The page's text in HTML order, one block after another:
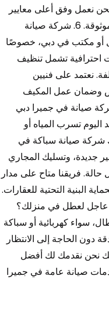
نعمل وفق أعلى معايير
السلامة، ونُعد من أفضل الخيارات لكل من يبحث عن شركة صيانة في جميرا دبي موثوقة. 6. شركة صيانة
أو مكتب في دبي، خصوصًا
احترافية تشمل تنظيف
نعتمد على فنيين
وضمان عمل المكيف
صيانة في جميرا دبي
بعد اليوم تسرب المياه أو
شركة صيانة سباكة في
جديدة، وتسليك المجاري
فريقنا متاح على مدار
البنية التحتية للعقارات.
عاجل لعطل في منزلك؟
سواء كهربائية أو سباكة
دون الحاجة إلى الانتظار
نحن نقدمك لك أفضل
شركة صيانة في جميرا دبي التي تهتم براحتك من أول زيارة. 9. خدمات صيانة عامة في جميرا